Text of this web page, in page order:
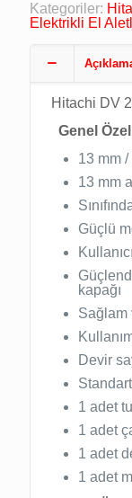
Kategoriler:
Elektrikli El
Hitachi DV
Genel
13 mm
13 mm
Güçlü
kapağı
Sağlam
Devir
1 adet
1 adet
1 adet
1 adet